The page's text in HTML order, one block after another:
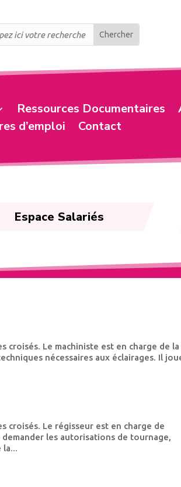
Ressources Documentaires
d’emploi
Contact
Espace Salariés
croisés. Le machiniste est en charge de la
nécessaires aux éclairages. Il
croisés. Le régisseur est en charge de
les autorisations de tournage,
la...